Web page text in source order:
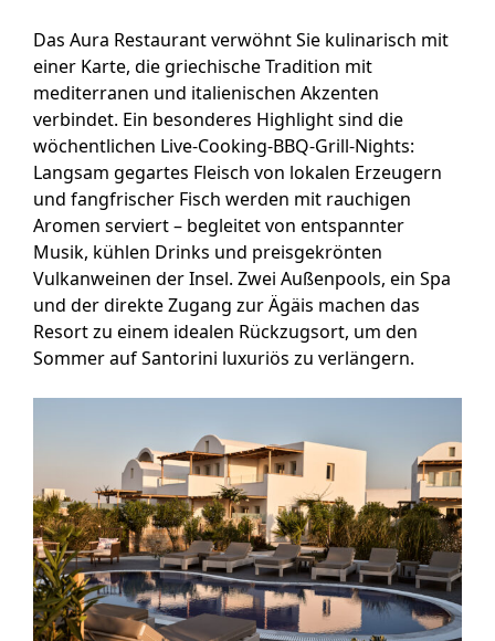
Das Aura Restaurant verwöhnt Sie kulinarisch mit
einer Karte, die griechische Tradition mit
mediterranen und italienischen Akzenten
verbindet. Ein besonderes Highlight sind die
wöchentlichen Live-Cooking-BBQ-Grill-Nights:
Langsam gegartes Fleisch von lokalen Erzeugern
und fangfrischer Fisch werden mit rauchigen
Aromen serviert – begleitet von entspannter
Musik, kühlen Drinks und preisgekrönten
Vulkanweinen der Insel. Zwei Außenpools, ein Spa
und der direkte Zugang zur Ägäis machen das
Resort zu einem idealen Rückzugsort, um den
Sommer auf Santorini luxuriös zu verlängern.